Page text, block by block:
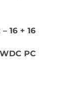
16 + 16
PC